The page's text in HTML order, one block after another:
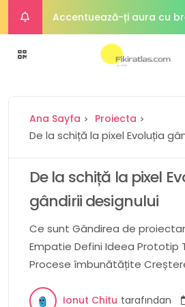
Accentuează-ți aura cu
Alimente din plante
Cum o dietă bogată în
bijuteriilor minimaliste
Ana Sayfa Proiecta
De la schiță la pixel Evoluția
De la schiță la pixel
gândirii designului
Ce sunt Gândirea de
Empatie Defini Ideea Prototip
Procese îmbunătățite
piata crescuta Pixel Experiența
Ionut Chitu tarafından